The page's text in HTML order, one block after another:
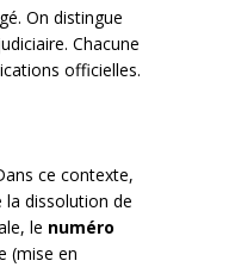
On distingue
Chacune
officielles.
ce contexte,
la dissolution de
le numéro
(mise en